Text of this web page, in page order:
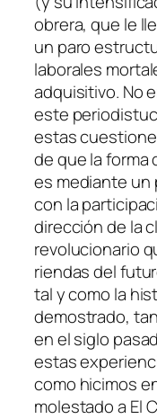
obrera, que le
un paro
laborales
adquisitivo. No
este
estas
de que la forma
es mediante un
con la
dirección de la
revolucionario
riendas del
tal y como la
demostrado,
en el siglo
estas
como hicimos
molestado a El